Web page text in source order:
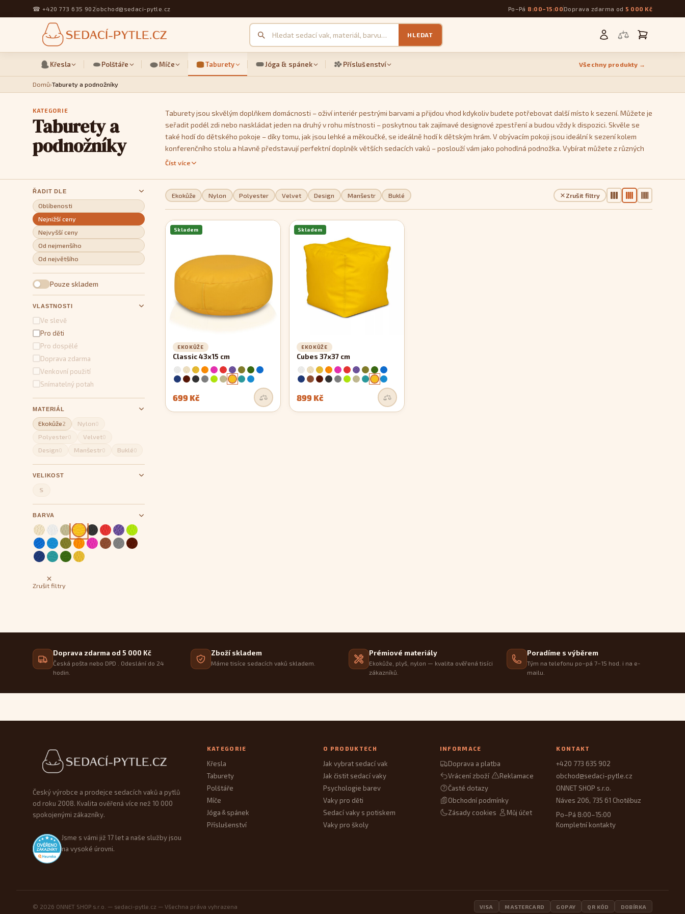
☎ +420 773 635 902 obchod@sedaci-pytle.cz Po–Pá 8:00–15:00Doprava zdarma od 5 000 Kč
HLEDAT
Křesla Polštáře Míče Taburety Jóga & spánek Příslušenství Všechny produkty →
Domů›Taburety a podnožníky
KATEGORIE
Taburety a
podnožníky
Taburety jsou skvělým doplňkem domácnosti – oživí interiér pestrými barvami a přijdou vhod kdykoliv budete potřebovat další místo k sezení. Můžete je
seřadit podél zdi nebo naskládat jeden na druhý v rohu místnosti – poskytnou tak zajímavé designové zpestření a budou vždy k dispozici. Skvěle se
také hodí do dětského pokoje – díky tomu, jak jsou lehké a měkoučké, se ideálně hodí k dětským hrám. V obývacím pokoji jsou ideální k sezení kolem
konferenčního stolu a hlavně představují perfektní doplněk větších sedacích vaků – poslouží vám jako pohodlná podnožka. Vybírat můžete z různých
tvarů a velikostí a samozřejmě také z velkého množství pestrých barev. Unikátní je model
Číst více
ŘADIT DLE
Oblíbenosti
Nejnižší ceny
Nejvyšší ceny
Od nejmenšího
Od největšího
Pouze skladem
VLASTNOSTI
Ve slevě
Pro děti
Pro dospělé
Doprava zdarma
Venkovní použití
Snímatelný potah
MATERIÁL
Ekokůže2 Nylon0
Polyester0 Velvet0
Design0 Manšestr0 Buklé0
VELIKOST
S
BARVA
Zrušit filtry
Ekokůže Nylon Polyester Velvet Design Manšestr Buklé Zrušit filtry
Skladem
EKOKŮŽE
Classic 43x15 cm
699 Kč
Skladem
EKOKŮŽE
Cubes 37x37 cm
899 Kč
Doprava zdarma od 5 000 Kč
Česká pošta nebo DPD . Odeslání do 24
hodin.
Zboží skladem
Máme tisíce sedacích vaků skladem.
Prémiové materiály
Ekokůže, plyš, nylon — kvalita ověřená tisíci
zákazníků.
Poradíme s výběrem
Tým na telefonu po–pá 7–15 hod. i na e-
mailu.
Patička webu
Český výrobce a prodejce sedacích vaků a pytlů
od roku 2008. Kvalita ověřená více než 10 000
spokojenými zákazníky.
Jsme s vámi již 17 let a naše služby jsou
na vysoké úrovni.
KATEGORIE
Křesla
Taburety
Polštáře
Míče
Jóga&spánek
Příslušenství
O PRODUKTECH
Jak vybrat sedací vak
Jak čistit sedací vaky
Psychologie barev
Vaky pro děti
Sedací vaky s potiskem
Vaky pro školy
INFORMACE
Doprava a platba
Vrácení zboží
Reklamace
Časté dotazy
Obchodní podmínky
Zásady cookies
Můj účet
KONTAKT
+420 773 635 902
obchod@sedaci-pytle.cz
ONNET SHOP s.r.o.
Náves 206, 735 61 Chotěbuz
Po–Pá 8:00–15:00
Kompletní kontakty
© 2026 ONNET SHOP s.r.o. — sedaci-pytle.cz — Všechna práva vyhrazena VISA MASTERCARD GOPAY QR KÓD DOBÍRKA